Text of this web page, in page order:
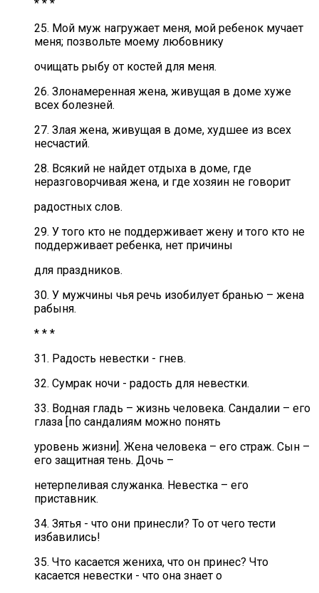
* * *
25. Мой муж нагружает меня, мой ребенок мучает
меня; позвольте моему любовнику
очищать рыбу от костей для меня.
26. Злонамеренная жена, живущая в доме хуже
всех болезней.
27. Злая жена, живущая в доме, худшее из всех
несчастий.
28. Всякий не найдет отдыха в доме, где
неразговорчивая жена, и где хозяин не говорит
радостных слов.
29. У того кто не поддерживает жену и того кто не
поддерживает ребенка, нет причины
для праздников.
30. У мужчины чья речь изобилует бранью – жена
рабыня.
* * *
31. Радость невестки - гнев.
32. Сумрак ночи - радость для невестки.
33. Водная гладь – жизнь человека. Сандалии – его
глаза [по сандалиям можно понять
уровень жизни]. Жена человека – его страж. Сын –
его защитная тень. Дочь –
нетерпеливая служанка. Невестка – его
приставник.
34. Зятья - что они принесли? То от чего тести
избавились!
35. Что касается жениха, что он принес? Что
касается невестки - что она знает о